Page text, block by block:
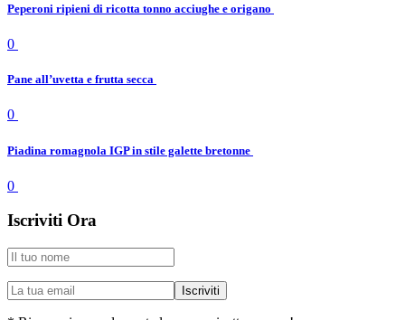
Peperoni ripieni di ricotta tonno acciughe e origano
0
Pane all’uvetta e frutta secca
0
Piadina romagnola IGP in stile galette bretonne
0
Iscriviti Ora